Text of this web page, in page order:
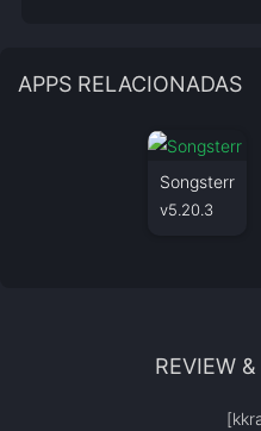
APPS RELACIONADAS
Songsterr
v5.20.3
REVIEW